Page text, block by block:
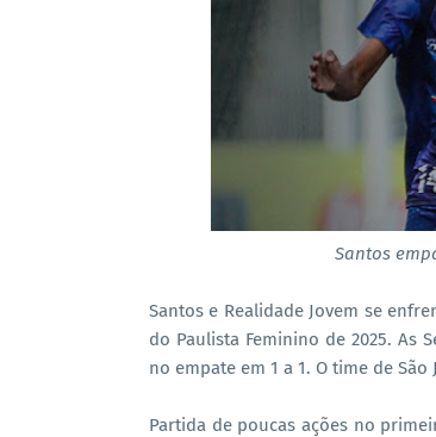
Santos
Santos e Realidade Jovem se
do Paulista Feminino de 2025. As
no empate em 1 a 1. O time de
Partida de poucas ações no